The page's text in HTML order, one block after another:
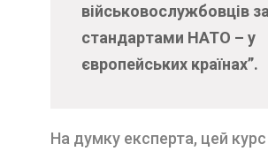
військовослужбовців за
стандартами НАТО – у
європейських країнах”.
На думку експерта, цей